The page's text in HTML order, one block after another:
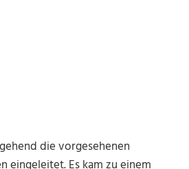
die vorgesehenen